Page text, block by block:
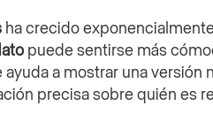
ha crecido
puede sentirse más
ayuda a mostrar una
precisa sobre quién es